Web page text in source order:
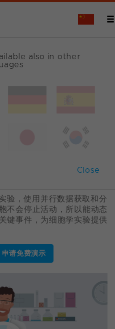
also in other
Close
和，您能够以前所未有的效
，使用并行数据获取和分
不会停止活动，所以能动态
键事件，为细胞学实验提供
申请免费演示